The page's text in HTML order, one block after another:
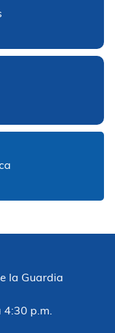
la Guardia
4:30 p.m.